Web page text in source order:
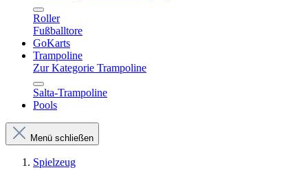
Roller
Fußballtore
GoKarts
Trampoline
Zur Kategorie Trampoline
Salta-Trampoline
Pools
Menü schließen
Spielzeug